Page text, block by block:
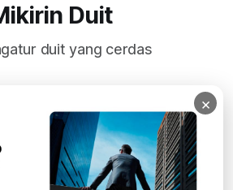
Duit
duit yang cerdas
Subscribe
×